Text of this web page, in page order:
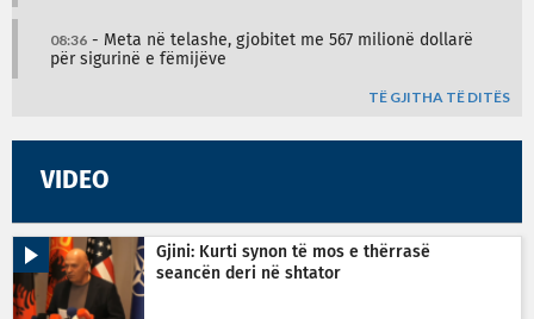
08:36 - Meta në telashe, gjobitet me 567 milionë dollarë
për sigurinë e fëmijëve
TË GJITHA TË DITËS
VIDEO
Gjini: Kurti synon të mos e thërrasë
seancën deri në shtator